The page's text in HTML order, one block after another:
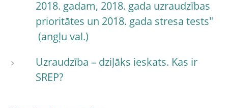
2018. gadam, 2018. gada uzraudzības
prioritātes un 2018. gada stresa tests"
Uzraudzība – dziļāks ieskats. Kas ir
SREP?